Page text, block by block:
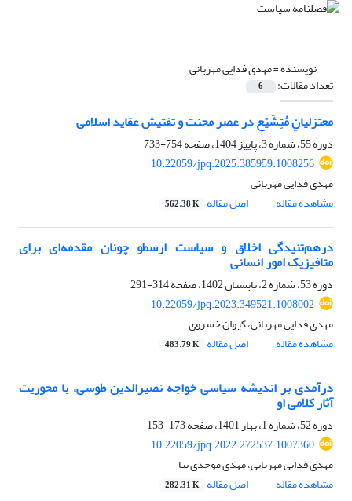
نویسنده =مهدی فدایی مهربانی
تعداد مقالات: 6
معتزلیانِ مُتِشَیّع در عصر محنت و تفتیش عقاید اسلامی
دوره 55، شماره 3، پاییز 1404، صفحه
754-733
10.22059/jpq.2025.385959.1008256
مهدی فدایی مهربانی
مشاهده مقاله
اصل مقاله 562.38 K
درهم‌تنیدگی اخلاق و سیاست ارسطو چونان مقدمه‌ای برای
متافیزیک امور انسانی
دوره 53، شماره 2، تابستان 1402، صفحه
314-291
10.22059/jpq.2023.349521.1008002
مهدی فدایی مهربانی، کیوان خسروی
مشاهده مقاله
اصل مقاله 483.79 K
درآمدی بر اندیشه سیاسی خواجه نصیرالدین طوسی، با محوریت
آثار کلامی او
دوره 52، شماره 1، بهار 1401، صفحه
173-153
10.22059/jpq.2022.272537.1007360
مهدی فدایی مهربانی، مهدی موحدی نیا
مشاهده مقاله
اصل مقاله 282.31 K